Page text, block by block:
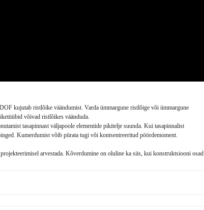
kujutab ristlõike väändumist. Varda ümmargune ristlõige või ümmargune
võivad ristlõikes väänduda.
tasapinnast väljapoole elementide pikitelje suunda. Kui tasapinnalist
Kumerdumist võib piirata tugi või kontsentreeritud pöördemoment.
arvestada. Kõverdumine on oluline ka siis, kui konstruktsiooni osad